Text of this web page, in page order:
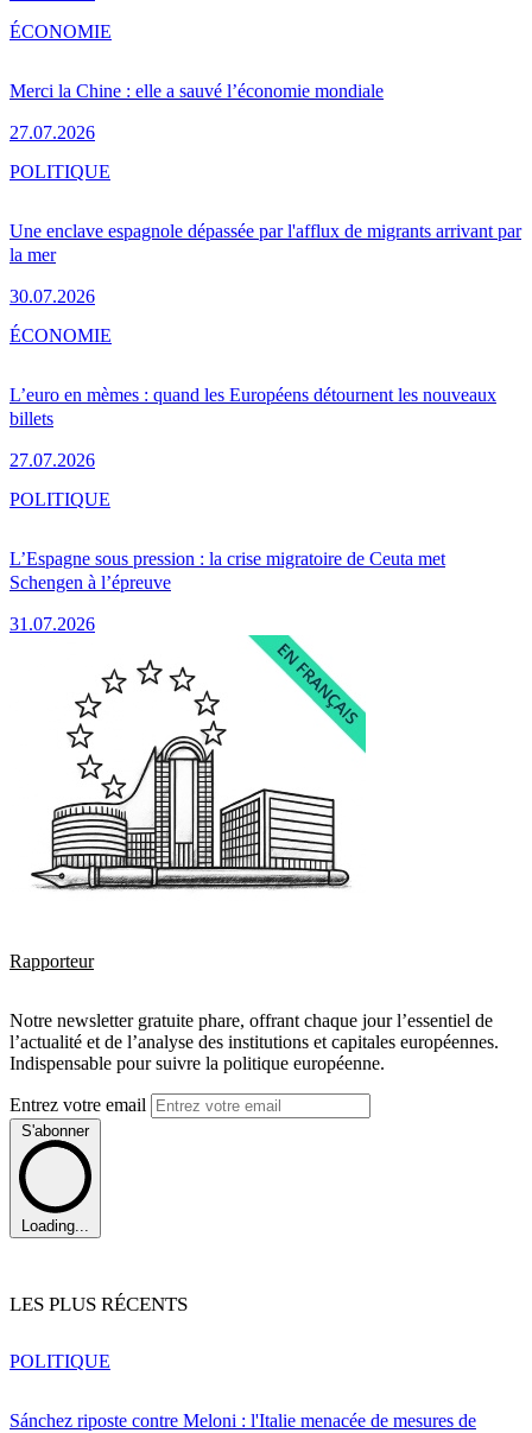
Merci la Chine : elle a sauvé l’économie mondiale
27.07.2026
ÉCONOMIE
Une enclave espagnole dépassée par l'afflux de migrants arrivant par
la mer
30.07.2026
POLITIQUE
L’euro en mèmes : quand les Européens détournent les nouveaux
billets
27.07.2026
ÉCONOMIE
L’Espagne sous pression : la crise migratoire de Ceuta met
Schengen à l’épreuve
31.07.2026
POLITIQUE
Rapporteur
Notre newsletter gratuite phare, offrant chaque jour l’essentiel de
l’actualité et de l’analyse des institutions et capitales européennes.
Indispensable pour suivre la politique européenne.
Entrez votre email
S'abonner
Loading...
LES PLUS RÉCENTS
Sánchez riposte contre Meloni : l'Italie menacée de mesures de
POLITIQUE